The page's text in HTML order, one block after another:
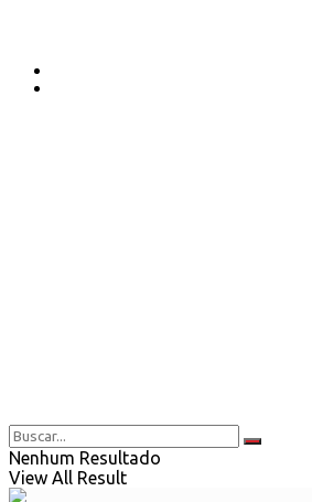
Nenhum Resultado
View All Result